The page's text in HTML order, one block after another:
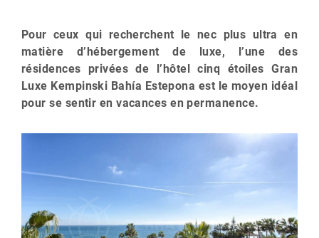
Pour ceux qui recherchent le nec plus ultra en
matière d’hébergement de luxe, l’une des
résidences privées de l’hôtel cinq étoiles Gran
Luxe Kempinski Bahía Estepona est le moyen idéal
pour se sentir en vacances en permanence.